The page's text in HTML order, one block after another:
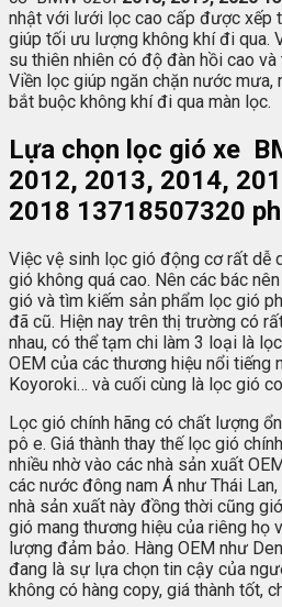
nhật với lưới lọc cao cấp được xếp
giúp tối ưu lượng không khí đi qua.
su thiên nhiên có độ đàn hồi cao
Viền lọc giúp ngăn chặn nước
bắt buộc không khí đi qua màn lọc.
Lựa chọn lọc gió xe
2012, 2013, 2014,
2018 13718507320
Việc vệ sinh lọc gió động cơ rất dễ
gió không quá cao. Nên các bác
gió và tìm kiếm sản phẩm lọc gió
đã cũ. Hiện nay trên thị trường có
nhau, có thể tạm chi làm 3 loại là
OEM của các thương hiệu nổi tiếng
Koyoroki… và cuối cùng là lọc gió
Lọc gió chính hãng có chất lượng
pô e. Giá thành thay thế lọc gió
nhiều nhờ vào các nhà sản xuất
các nước đông nam Á như Thái
nhà sản xuất này đồng thời cũng
gió mang thương hiệu của riêng họ
lượng đảm bảo. Hàng OEM như
đang là sự lựa chọn tin cậy của
không có hàng copy, giá thành tốt,